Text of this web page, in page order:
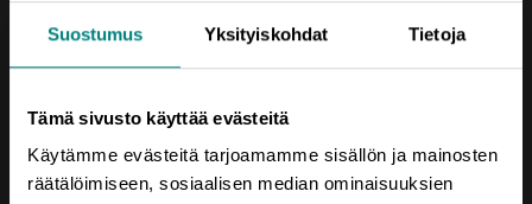
Suostumus Yksityiskohdat Tietoja
Tämä sivusto käyttää evästeitä
Käytämme evästeitä tarjoamamme sisällön ja mainosten
räätälöimiseen, sosiaalisen median ominaisuuksien
etunimi.sukunimi@prizz.fi
Saavutettavuusseloste